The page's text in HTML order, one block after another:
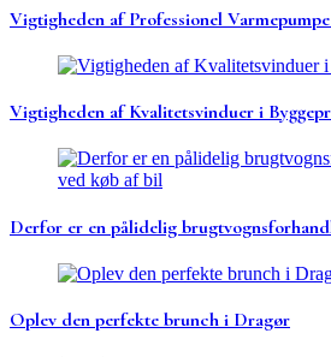
Vigtigheden af Professionel
Vigtigheden af Kvalitetsvinduer i
Derfor er en pålidelig
Oplev den perfekte brunch i Dragør